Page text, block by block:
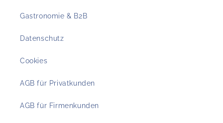
Gastronomie & B2B
Datenschutz
Cookies
AGB für Privatkunden
AGB für Firmenkunden